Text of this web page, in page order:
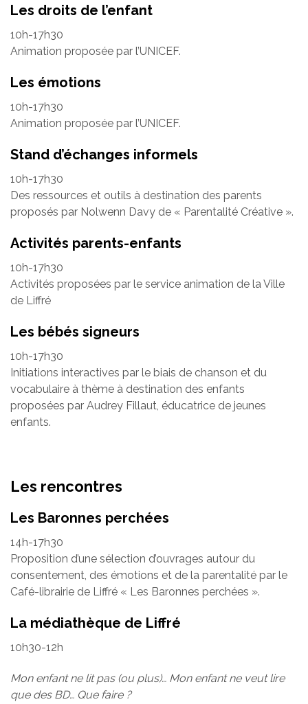
Les droits de l’enfant
10h-17h30
Animation proposée par l’UNICEF.
Les émotions
10h-17h30
Animation proposée par l’UNICEF.
Stand d’échanges informels
10h-17h30
Des ressources et outils à destination des parents
proposés par Nolwenn Davy de « Parentalité Créative ».
Activités parents-enfants
10h-17h30
Activités proposées par le service animation de la Ville
de Liffré
Les bébés signeurs
10h-17h30
Initiations interactives par le biais de chanson et du
vocabulaire à thème à destination des enfants
proposées par Audrey Fillaut, éducatrice de jeunes
enfants.
Les rencontres
Les Baronnes perchées
14h-17h30
Proposition d’une sélection d’ouvrages autour du
consentement, des émotions et de la parentalité par le
Café-librairie de Liffré « Les Baronnes perchées ».
La médiathèque de Liffré
10h30-12h
Mon enfant ne lit pas (ou plus)… Mon enfant ne veut lire
que des BD… Que faire ?